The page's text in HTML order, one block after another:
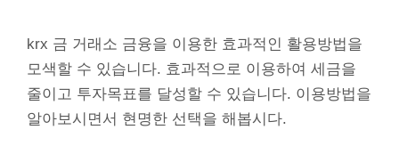
krx 금 거래소 금융을 이용한 효과적인 활용방법을
모색할 수 있습니다. 효과적으로 이용하여 세금을
줄이고 투자목표를 달성할 수 있습니다. 이용방법을
알아보시면서 현명한 선택을 해봅시다.